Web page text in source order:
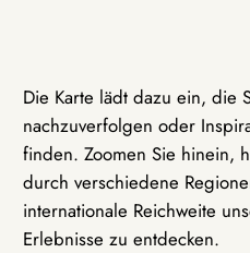
Die Karte lädt dazu ein, die
nachzuverfolgen oder
finden. Zoomen Sie hinein,
durch verschiedene
internationale Reichweite
Erlebnisse zu entdecken.